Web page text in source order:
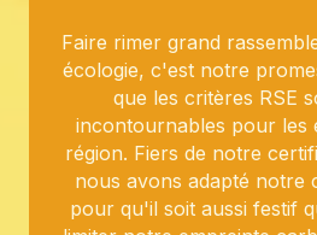
Faire rimer grand
écologie, c'est notre
que les critères RSE
incontournables pour les
région. Fiers de notre
nous avons adapté notre
pour qu'il soit aussi festif